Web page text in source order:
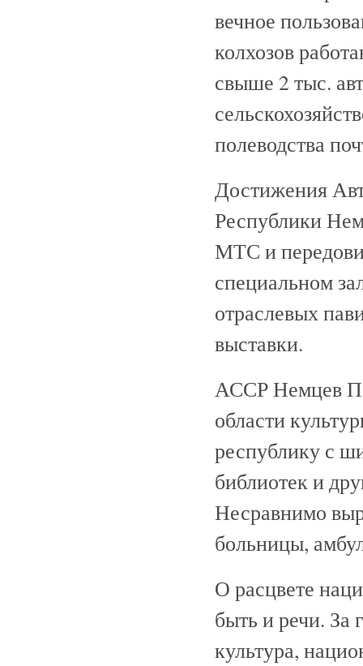
вечное
колхозов
свыше 2 тыс.
полеводства
Достижения
Республики
МТС и
специальном
отраслевых
выставки.
АССР Немцев
области
республику с
библиотек и
Несравнимо
больницы,
О расцвете
быть и речи. За
культура,